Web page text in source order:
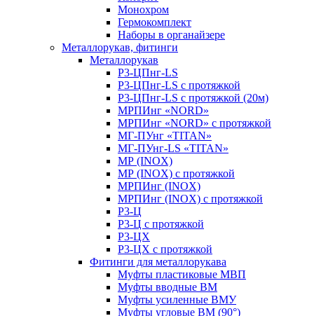
Монохром
Гермокомплект
Наборы в органайзере
Металлорукав, фитинги
Металлорукав
Р3-ЦПнг-LS
Р3-ЦПнг-LS с протяжкой
Р3-ЦПнг-LS с протяжкой (20м)
МРПИнг «NORD»
МРПИнг «NORD» с протяжкой
МГ-ПУнг «TITAN»
МГ-ПУнг-LS «TITAN»
МР (INOX)
МР (INOX) с протяжкой
МРПИнг (INOX)
МРПИнг (INOX) с протяжкой
Р3-Ц
Р3-Ц с протяжкой
Р3-ЦХ
Р3-ЦХ с протяжкой
Фитинги для металлорукава
Муфты пластиковые МВП
Муфты вводные ВМ
Муфты усиленные ВМУ
Муфты угловые ВМ (90°)